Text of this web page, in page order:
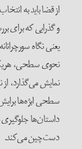
از قضا باید به
و گذرایی که برای
یعنی نگاه
نحوی سطحی، هریک
نمایش می‌گذارد،
سطحی ابژه‌ها
داستان‌ها
دست‌چین می‌کند.